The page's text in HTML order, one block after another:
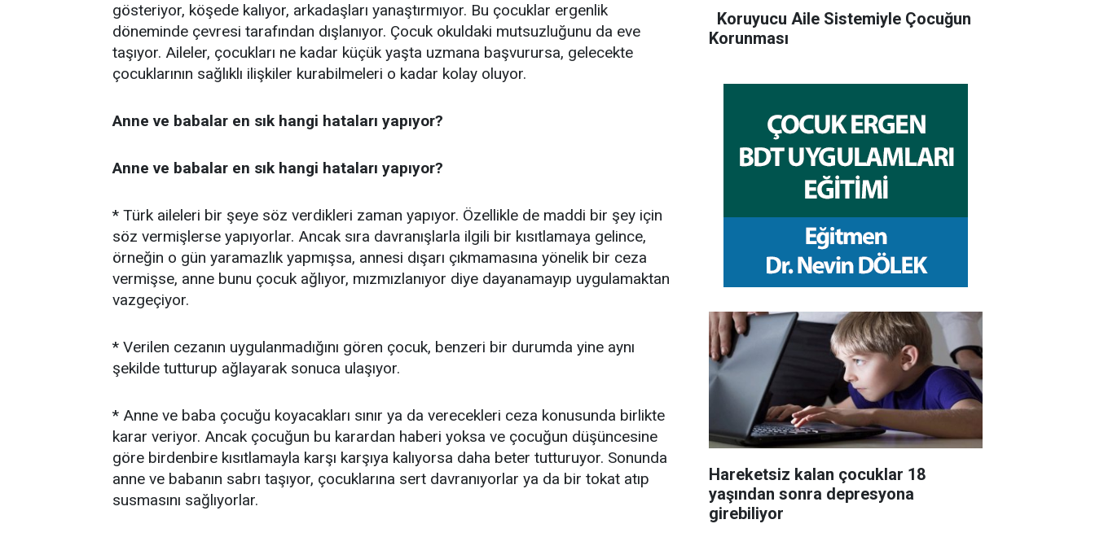
gösteriyor, köşede kalıyor, arkadaşları yanaştırmıyor. Bu çocuklar ergenlik
döneminde çevresi tarafından dışlanıyor. Çocuk okuldaki mutsuzluğunu da eve
taşıyor. Aileler, çocukları ne kadar küçük yaşta uzmana başvurursa, gelecekte
çocuklarının sağlıklı ilişkiler kurabilmeleri o kadar kolay oluyor.
Anne ve babalar en sık hangi hataları yapıyor?
Anne ve babalar en sık hangi hataları yapıyor?
* Türk aileleri bir şeye söz verdikleri zaman yapıyor. Özellikle de maddi bir şey için
söz vermişlerse yapıyorlar. Ancak sıra davranışlarla ilgili bir kısıtlamaya gelince,
örneğin o gün yaramazlık yapmışsa, annesi dışarı çıkmamasına yönelik bir ceza
vermişse, anne bunu çocuk ağlıyor, mızmızlanıyor diye dayanamayıp uygulamaktan
vazgeçiyor.
* Verilen cezanın uygulanmadığını gören çocuk, benzeri bir durumda yine aynı
şekilde tutturup ağlayarak sonuca ulaşıyor.
* Anne ve baba çocuğu koyacakları sınır ya da verecekleri ceza konusunda birlikte
karar veriyor. Ancak çocuğun bu karardan haberi yoksa ve çocuğun düşüncesine
göre birdenbire kısıtlamayla karşı karşıya kalıyorsa daha beter tutturuyor. Sonunda
anne ve babanın sabrı taşıyor, çocuklarına sert davranıyorlar ya da bir tokat atıp
susmasını sağlıyorlar.
Koruyucu Aile Sistemiyle Çocuğun
Korunması
Hareketsiz kalan çocuklar 18
yaşından sonra depresyona
girebiliyor